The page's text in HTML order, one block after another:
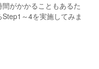
がかかることもあるた
～4を実施してみま